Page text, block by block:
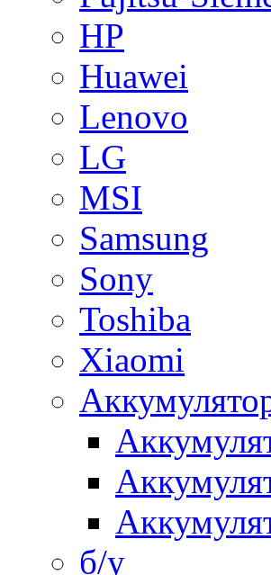
HP
Huawei
Lenovo
LG
MSI
Samsung
Sony
Toshiba
Xiaomi
б/у